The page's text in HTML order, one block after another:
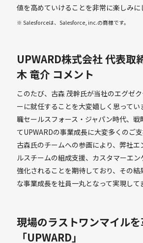
値を高めていけることを非常に楽しみに
※ Salesforceは、Salesforce, inc.の商標です。
UPWARD株式会社 代表取
木 竜介 コメント
このたび、古森 茂幹氏が当社のエグゼ
ーに就任することを大変嬉しく思って
職セールスフォース・ジャパン時代、戦
てUPWARDの事業成長に大変多くのご支
古森氏のチームへの参画により、弊社エ
ルスチームの組成支援、カスタマーエ
強化されることを期待しており、その
な事業成長を社員一丸となって実現して
現場のラストワンマイル
「UPWARD」